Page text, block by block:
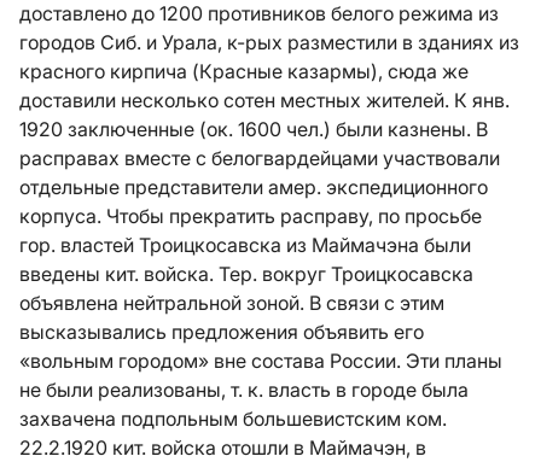
доставлено до 1200 противников белого режима из
городов Сиб. и Урала, к-рых разместили в зданиях из
красного кирпича (Красные казармы), сюда же
доставили несколько сотен местных жителей. К янв.
1920 заключенные (ок. 1600 чел.) были казнены. В
расправах вместе с белогвардейцами участвовали
отдельные представители амер. экспедиционного
корпуса. Чтобы прекратить расправу, по просьбе
гор. властей Троицкосавска из Маймачэна были
введены кит. войска. Тер. вокруг Троицкосавска
объявлена нейтральной зоной. В связи с этим
высказывались предложения объявить его
«вольным городом» вне состава России. Эти планы
не были реализованы, т. к. власть в городе была
захвачена подпольным большевистским ком.
22.2.1920 кит. войска отошли в Маймачэн, в